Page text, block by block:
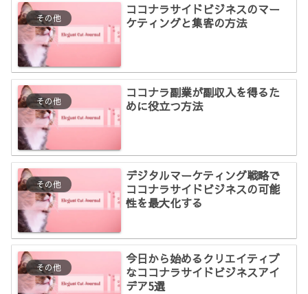
その他
ココナラサイドビジネスのマー
ケティングと集客の方法
その他
ココナラ副業が副収入を得るた
めに役立つ方法
その他
デジタルマーケティング戦略で
ココナラサイドビジネスの可能
性を最大化する
その他
今日から始めるクリエイティブ
なココナラサイドビジネスアイ
デア5選